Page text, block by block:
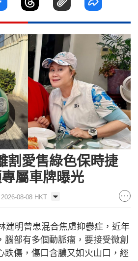
割愛售綠色保時捷
專屬車牌曝光
08-08 HKT
建明曾患混合焦慮抑鬱症，近年
腦部有多個動脈瘤，要接受微創
跌傷，傷口含膿又如火山口，經